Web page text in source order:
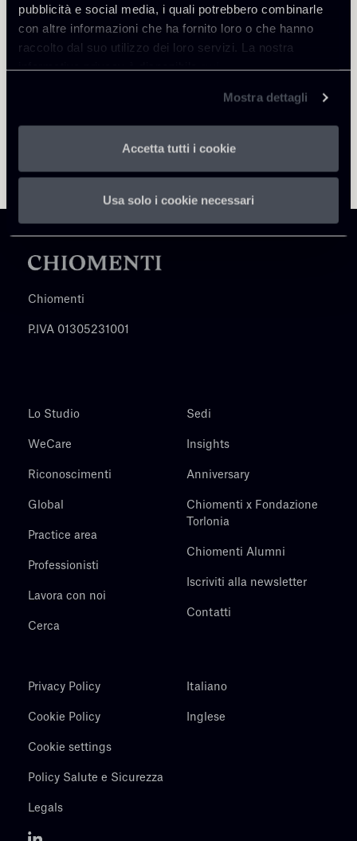
pubblicità e social media, i quali potrebbero combinarle
con altre informazioni che ha fornito loro o che hanno
raccolto dal suo utilizzo dei loro servizi. La nostra
informativa privacy è disponibilequi.
Mostra dettagli
Accetta tutti i cookie
Usa solo i cookie necessari
Chiomenti
P.IVA 01305231001
Lo Studio
WeCare
Riconoscimenti
Global
Practice area
Professionisti
Lavora con noi
Cerca
Sedi
Insights
Anniversary
Chiomenti x Fondazione
Torlonia
Chiomenti Alumni
Iscriviti alla newsletter
Contatti
Privacy Policy
Cookie Policy
Cookie settings
Policy Salute e Sicurezza
Legals
Italiano
Inglese